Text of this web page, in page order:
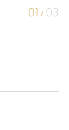
01 / 03